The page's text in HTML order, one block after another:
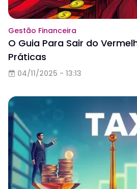
Gestão Financeira
O Guia Para Sair do
Práticas
04/11/2025 - 13:13